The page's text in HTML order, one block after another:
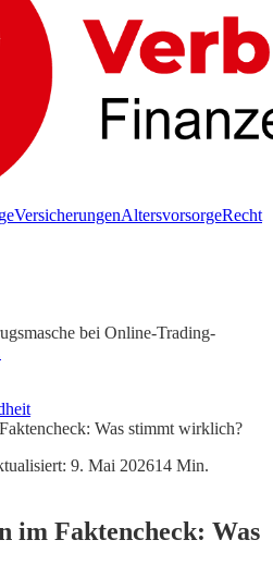
VersicherungenAltersvorsorgeRecht
bei Online-Trading-
Was stimmt wirklich?
9. Mai 202614 Min.
im Faktencheck: Was